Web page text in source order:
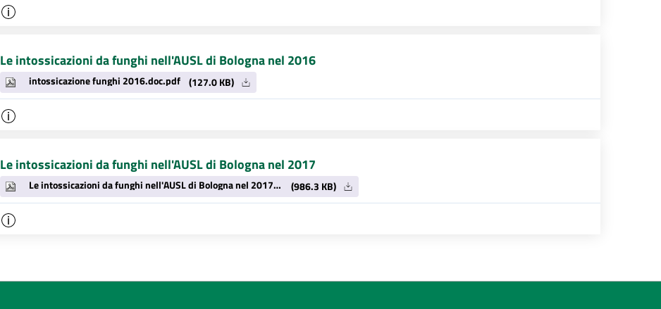
Le intossicazioni da funghi nell'AUSL di Bologna nel 2016
intossicazione funghi 2016.doc.pdf (127.0 KB)
Le intossicazioni da funghi nell'AUSL di Bologna nel 2017
Le intossicazioni da funghi nell'AUSL di Bologna nel 2017.pdf (986.3 KB)